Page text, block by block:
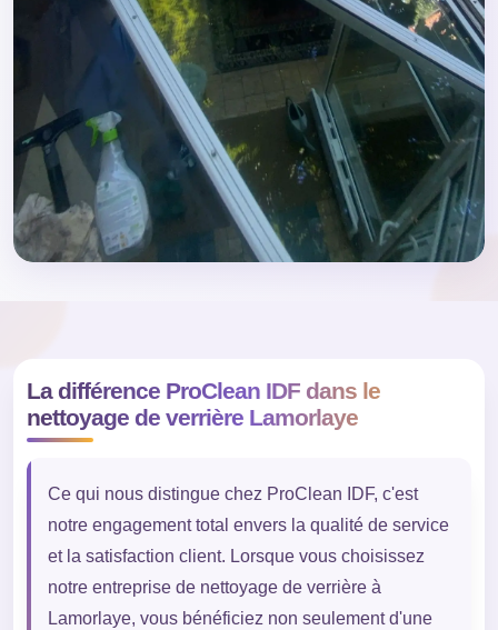
La différence ProClean IDF dans le
nettoyage de verrière Lamorlaye
Ce qui nous distingue chez ProClean IDF, c'est
notre engagement total envers la qualité de service
et la satisfaction client. Lorsque vous choisissez
notre entreprise de nettoyage de verrière à
Lamorlaye, vous bénéficiez non seulement d'une